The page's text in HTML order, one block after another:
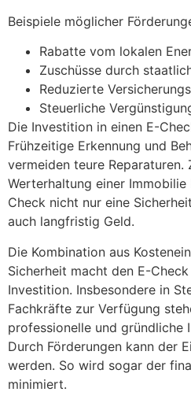
Beispiele möglicher
Rabatte vom lokalen
Zuschüsse durch
Reduzierte
Steuerliche
Die Investition in einen E-
Frühzeitige Erkennung und
vermeiden teure Reparaturen.
Werterhaltung einer
Check nicht nur eine
auch langfristig Geld.
Die Kombination aus
Sicherheit macht den E-
Investition. Insbesondere in
Fachkräfte zur Verfügung
professionelle und gründliche
Durch Förderungen kann der
werden. So wird sogar der
minimiert.